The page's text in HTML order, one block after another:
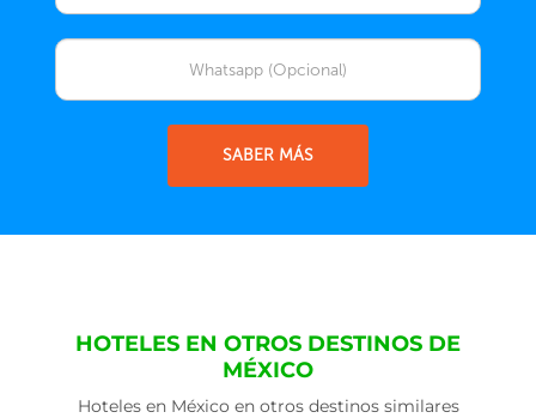
SABER MÁS
HOTELES EN OTROS DESTINOS DE
MÉXICO
Hoteles en México en otros destinos similares